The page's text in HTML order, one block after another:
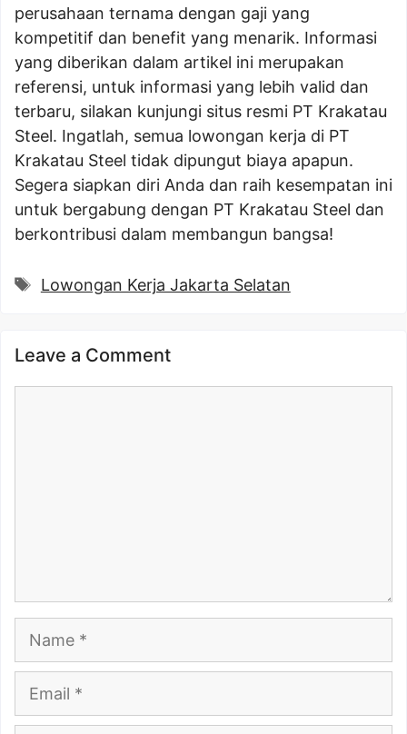
perusahaan ternama dengan gaji yang
kompetitif dan benefit yang menarik. Informasi
yang diberikan dalam artikel ini merupakan
referensi, untuk informasi yang lebih valid dan
terbaru, silakan kunjungi situs resmi PT Krakatau
Steel. Ingatlah, semua lowongan kerja di PT
Krakatau Steel tidak dipungut biaya apapun.
Segera siapkan diri Anda dan raih kesempatan ini
untuk bergabung dengan PT Krakatau Steel dan
berkontribusi dalam membangun bangsa!
Tags
Lowongan Kerja Jakarta Selatan
Leave a Comment